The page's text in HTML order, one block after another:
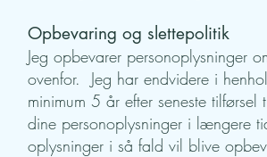
Opbevaring og slettepolitik
Jeg opbevarer personoplysninger
ovenfor. Jeg har endvidere i
minimum 5 år efter seneste
dine personoplysninger i længere
oplysninger i så fald vil blive